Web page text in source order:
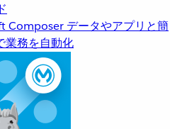
Composer データやアプリと簡
業務を自動化